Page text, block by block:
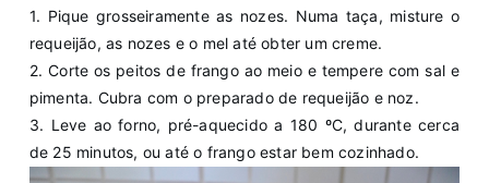
1. Pique grosseiramente as nozes. Numa taça, misture o
requeijão, as nozes e o mel até obter um creme.
2. Corte os peitos de frango ao meio e tempere com sal e
pimenta. Cubra com o preparado de requeijão e noz.
3. Leve ao forno, pré-aquecido a 180 ºC, durante cerca
de 25 minutos, ou até o frango estar bem cozinhado.